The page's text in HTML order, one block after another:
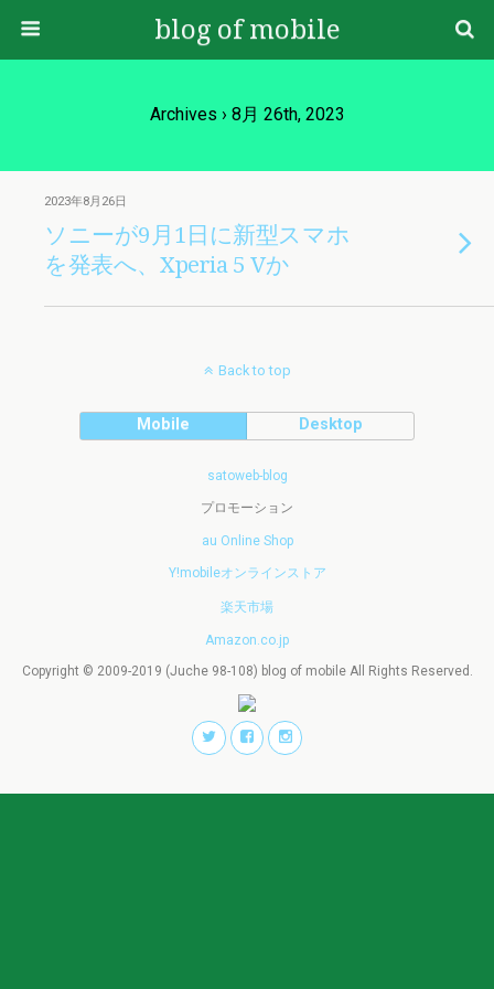
blog of mobile
Archives › 8月 26th, 2023
2023年8月26日
ソニーが9月1日に新型スマホ
を発表へ、Xperia 5 Vか
Back to top
Mobile Desktop
satoweb-blog
プロモーション
au Online Shop
Y!mobileオンラインストア
楽天市場
Amazon.co.jp
Copyright © 2009-2019 (Juche 98-108) blog of mobile All Rights Reserved.